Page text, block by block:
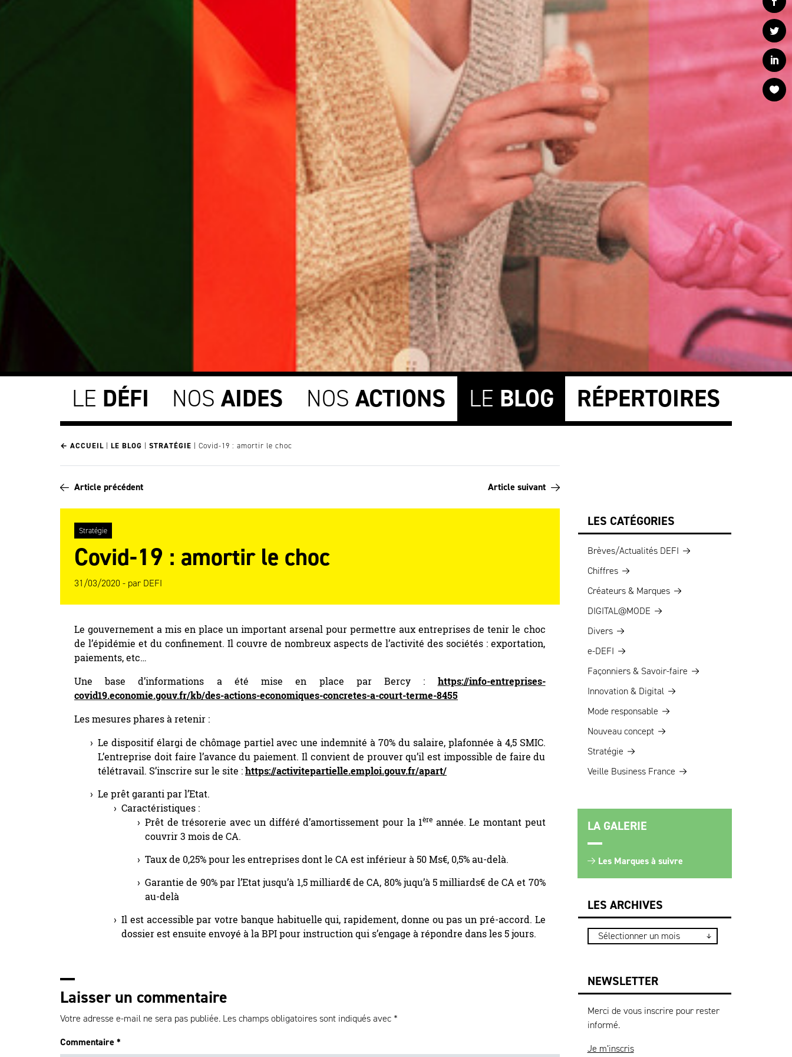
LE DÉFI NOSAIDES NOS ACTIONS LE BLOG RÉPERTOIRES
← ACCUEIL | LE BLOG | STRATÉGIE | Covid-19 : amortir le choc
Article précédent Article suivant
Stratégie
Covid-19 : amortir le choc
31/03/2020 - par DEFI
Le gouvernement a mis en place un important arsenal pour permettre aux entreprises de tenir le choc
de l’épidémie et du confinement. Il couvre de nombreux aspects de l’activité des sociétés : exportation,
paiements, etc…
Une base d’informations a été mise en place par Bercy : https://info-entreprises-
covid19.economie.gouv.fr/kb/des-actions-economiques-concretes-a-court-terme-8455
Les mesures phares à retenir :
Le dispositif élargi de chômage partiel avec une indemnité à 70% du salaire, plafonnée à 4,5 SMIC.
L’entreprise doit faire l’avance du paiement. Il convient de prouver qu’il est impossible de faire du
télétravail. S’inscrire sur le site :https://activitepartielle.emploi.gouv.fr/apart/
Le prêt garanti par l’Etat.
Caractéristiques :
Prêt de trésorerie avec un différé d’amortissement pour la 1ère année. Le montant peut
couvrir 3 mois de CA.
Taux de 0,25% pour les entreprises dont le CA est inférieur à 50 Ms€, 0,5% au-delà.
Garantie de 90% par l’Etat jusqu’à 1,5 milliard€ de CA, 80% juqu’à 5 milliards€ de CA et 70%
au-delà
Il est accessible par votre banque habituelle qui, rapidement, donne ou pas un pré-accord. Le
dossier est ensuite envoyé à la BPI pour instruction qui s’engage à répondre dans les 5 jours.
Laisser un commentaire
Votre adresse e-mail ne sera pas publiée. Les champs obligatoires sont indiqués avec *
Commentaire *
LES CATÉGORIES
Brèves/Actualités DEFI
Chiffres
Créateurs & Marques
DIGITAL@MODE
Divers
e-DEFI
Façonniers & Savoir-faire
Innovation & Digital
Mode responsable
Nouveau concept
Stratégie
Veille Business France
LA GALERIE
Les Marques à suivre
LES ARCHIVES
NEWSLETTER
Merci de vous inscrire pour rester
informé.
Je m’inscris